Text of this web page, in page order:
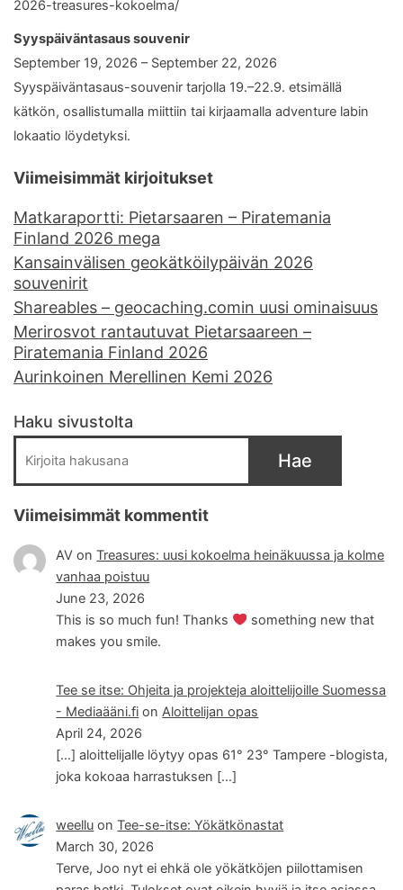
2026-treasures-kokoelma/
Syyspäiväntasaus souvenir
September 19, 2026 – September 22, 2026
Syyspäiväntasaus-souvenir tarjolla 19.–22.9. etsimällä
kätkön, osallistumalla miittiin tai kirjaamalla adventure labin
lokaatio löydetyksi.
Viimeisimmät kirjoitukset
Matkaraportti: Pietarsaaren – Piratemania
Finland 2026 mega
Kansainvälisen geokätköilypäivän 2026
souvenirit
Shareables – geocaching.comin uusi ominaisuus
Merirosvot rantautuvat Pietarsaareen –
Piratemania Finland 2026
Aurinkoinen Merellinen Kemi 2026
Haku sivustolta
Hae
Viimeisimmät kommentit
AV onTreasures: uusi kokoelma heinäkuussa ja kolme
vanhaa poistuu
June 23, 2026
This is so much fun! Thanks
something new that
makes you smile.
Tee se itse: Ohjeita ja projekteja aloittelijoille Suomessa
- Mediaääni.fi onAloittelijan opas
April 24, 2026
[…] aloittelijalle löytyy opas 61° 23° Tampere -blogista,
joka kokoaa harrastuksen […]
weellu onTee-se-itse: Yökätkönastat
March 30, 2026
Terve, Joo nyt ei ehkä ole yökätköjen piilottamisen